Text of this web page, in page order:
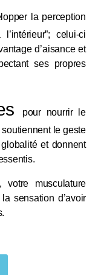
la perception
celui-ci
d’aisance et
ses propres
pour nourrir le
le geste
et donnent
votre musculature
sensation d’avoir